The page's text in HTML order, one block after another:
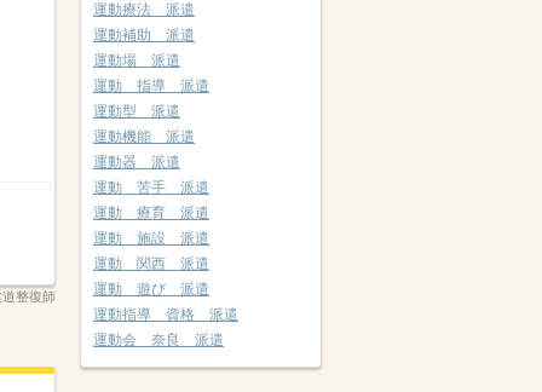
整復師
運動療法 派遣
運動補助 派遣
運動場 派遣
運動 指導 派遣
運動型 派遣
運動機能 派遣
運動器 派遣
運動 苦手 派遣
運動 療育 派遣
運動 施設 派遣
運動 関西 派遣
運動 遊び 派遣
運動指導 資格 派遣
運動会 奈良 派遣